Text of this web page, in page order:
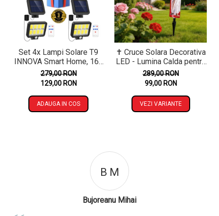
Set 4x Lampi Solare T9
INNOVA Smart Home, 160
LED COB, 8 Cadrane,
Senzor Miscare, Panou
Detașabil, IP66 +
Telecomandă, Cadou +
Garanție 3 Ani
279,00 RON
129,00 RON
ADAUGA IN COS
✝️ Cruce Solara Decorativa
LED - Lumina Calda pentru
Comemorare si Liniste
289,00 RON
99,00 RON
VEZI VARIANTE
B M
Bujoreanu Mihai